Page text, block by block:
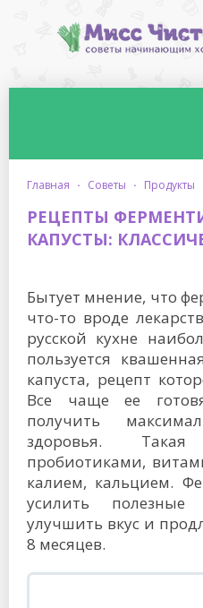
главная · советы · продукты
РЕЦЕПТЫ
КАПУСТЫ:
Бытует мнение, что
что-то вроде
русской кухне
пользуется
капуста, рецепт
Все чаще ее
получить
здоровья.
пробиотиками,
калием, кальцием.
усилить полезные
улучшить вкус и
8 месяцев.